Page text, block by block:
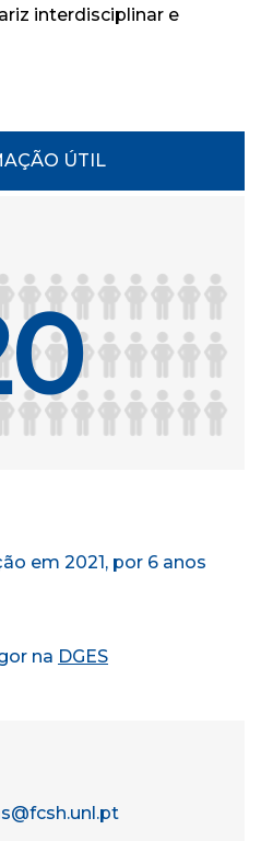
interdisciplinar e
ÚTIL
em 2021, por 6 anos
na DGES